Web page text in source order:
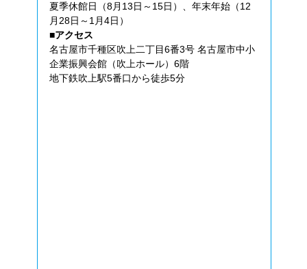
夏季休館日（8月13日～15日）、年末年始（12
月28日～1月4日）
■アクセス
名古屋市千種区吹上二丁目6番3号 名古屋市中小
企業振興会館（吹上ホール）6階
地下鉄吹上駅5番口から徒歩5分